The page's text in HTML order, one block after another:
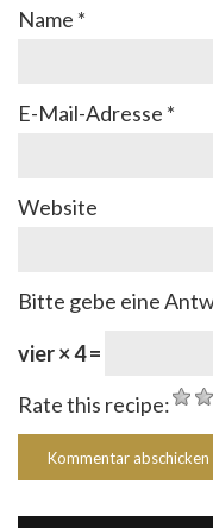
Name *
E-Mail-Adresse *
Website
Bitte gebe eine
vier × 4 =
Rate this recipe: